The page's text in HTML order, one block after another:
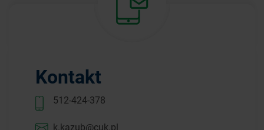
Kontakt
512-424-378
k.kazub@cuk.pl